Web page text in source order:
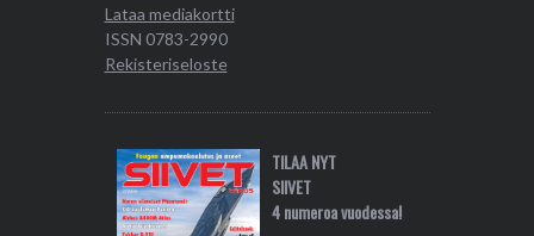
Lataa mediakortti
ISSN 0783-2990
Rekisteriseloste
TILAA NYT
SIIVET
4 numeroa vuodessa!